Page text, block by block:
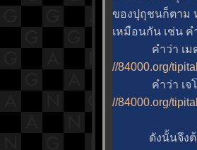
ของปุถุชนก็ตาม
เหมือนกัน เช่น ค
คำว่า เมตต
//84000.org/
คำว่า เจโ
//84000.org/
ดังนั้นจึงต้องเ